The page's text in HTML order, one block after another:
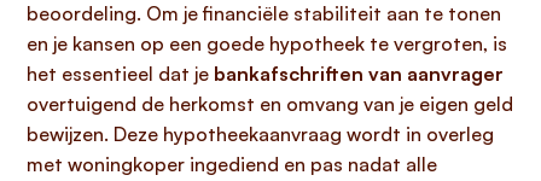
beoordeling. Om je financiële stabiliteit aan te tonen
en je kansen op een goede hypotheek te vergroten, is
het essentieel dat je bankafschriften van aanvrager
overtuigend de herkomst en omvang van je eigen geld
bewijzen. Deze hypotheekaanvraag wordt in overleg
met woningkoper ingediend en pas nadat alle